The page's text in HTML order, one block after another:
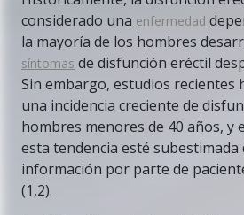
considerado una enfermedad
la mayoría de los hombres
síntomas de disfunción eréctil
Sin embargo, estudios recientes
una incidencia creciente de
hombres menores de 40 años, y
esta tendencia esté subestimada
información por parte de
(1,2).